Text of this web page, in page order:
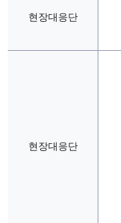
현장대응단
현장대응단